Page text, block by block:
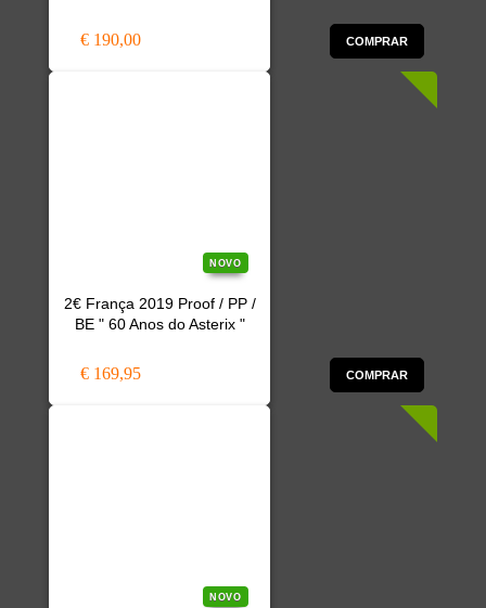
€ 190,00 COMPRAR
NOVO
2€ França 2019 Proof / PP /
BE " 60 Anos do Asterix "
€ 169,95 COMPRAR
NOVO